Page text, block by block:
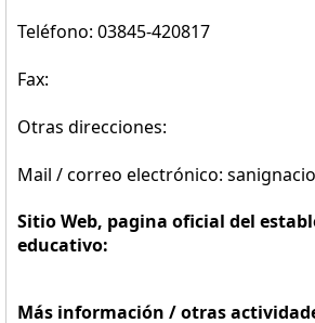
Teléfono: 03845-420817
Fax:
Otras direcciones:
Mail / correo electrónico:
Sitio Web, pagina oficial del
educativo:
Más información / otras